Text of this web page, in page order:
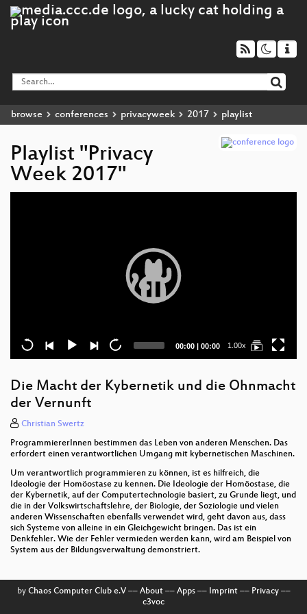
browse conferences privacyweek 2017 playlist
Playlist "Privacy
Week 2017"
Current
00:00 | Total
00:00 1.00x
Die Macht der Kybernetik und die Ohnmacht
der Vernunft
Christian Swertz
ProgrammiererInnen bestimmen das Leben von anderen Menschen. Das
erfordert einen verantwortlichen Umgang mit kybernetischen Maschinen.
Um verantwortlich programmieren zu können, ist es hilfreich, die
Ideologie der Homöostase zu kennen. Die Ideologie der Homöostase, die
der Kybernetik, auf der Computertechnologie basiert, zu Grunde liegt, und
die in der Volkswirtschaftslehre, der Biologie, der Soziologie und vielen
anderen Wissenschaften ebenfalls verwendet wird, geht davon aus, dass
sich Systeme von alleine in ein Gleichgewicht bringen. Das ist ein
Denkfehler. Wie der Fehler vermieden werden kann, wird am Beispiel von
System aus der Bildungsverwaltung demonstriert.
by Chaos Computer Club e.V–– About–– Apps–– Imprint–– Privacy––
c3voc